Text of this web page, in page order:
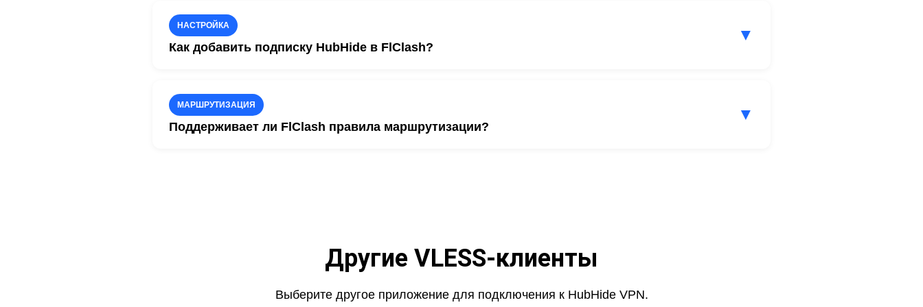
Интерфейс приложения практически одинаковый на всех платформах.
НАСТРОЙКА
Как добавить подписку HubHide в FlClash?
▼
После загрузки профиля серверы автоматически появятся в списке.
МАРШРУТИЗАЦИЯ
Поддерживает ли FlClash правила маршрутизации?
▼
Другие VLESS-клиенты
Выберите другое приложение для подключения к HubHide VPN.